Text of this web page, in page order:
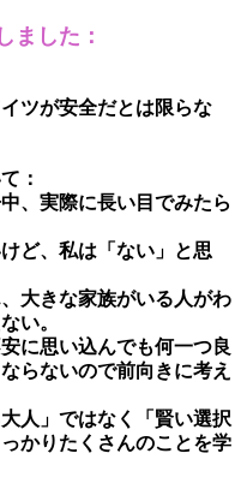
ました：
ツが安全だとは限らな
：
、実際に長い目でみたら
ど、私は「ない」と思
大きな家族がいる人がわ
い。
に思い込んでも何一つ良
らないので前向きに考え
人」ではなく「賢い選択
かりたくさんのことを学